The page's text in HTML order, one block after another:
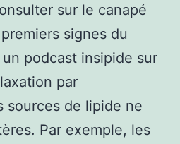
sur le canapé
signes du
podcast insipide sur
par
sources de lipide ne
Par exemple, les